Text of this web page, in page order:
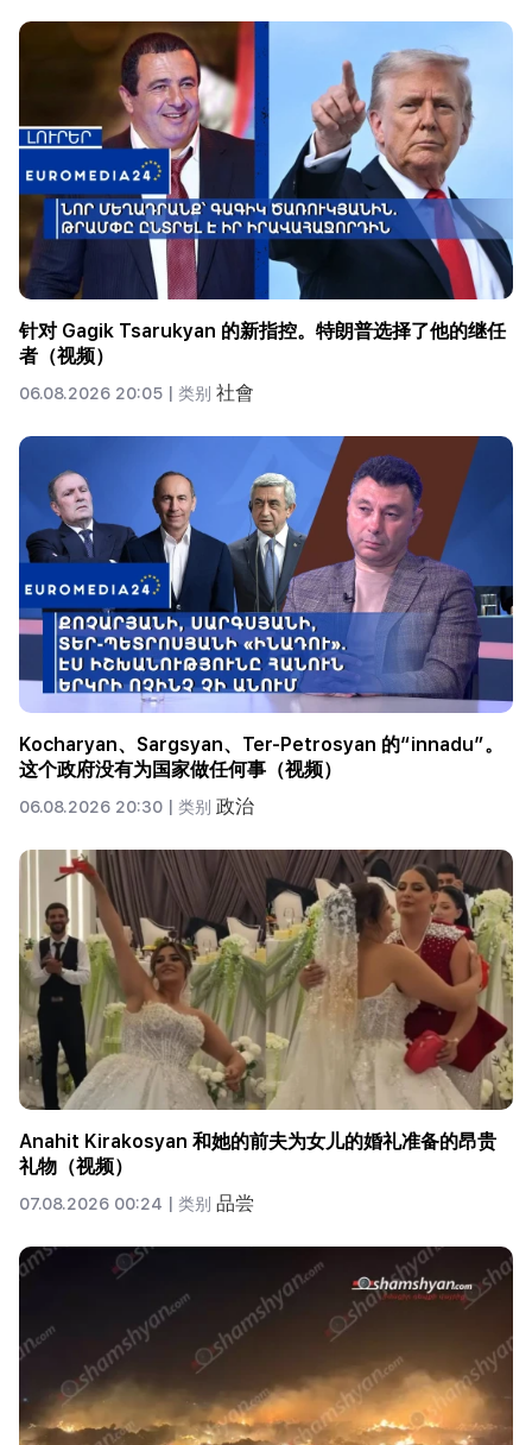
针对 Gagik Tsarukyan 的新指控。特朗普选择了他的继任
者（视频）
06.08.2026 20:05 | 类别 社會
Kocharyan、Sargsyan、Ter-Petrosyan 的“innadu”。
这个政府没有为国家做任何事（视频）
06.08.2026 20:30 | 类别 政治
Anahit Kirakosyan 和她的前夫为女儿的婚礼准备的昂贵
礼物（视频）
07.08.2026 00:24 | 类别 品尝